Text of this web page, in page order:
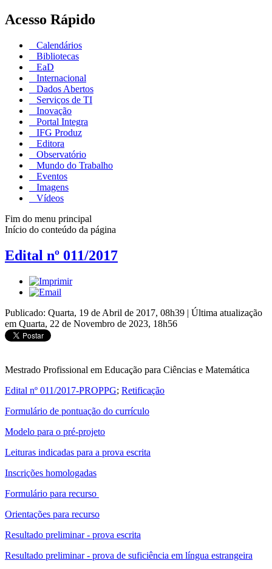
Acesso Rápido
Calendários
Bibliotecas
EaD
Internacional
Dados Abertos
Serviços de TI
Inovação
Portal Integra
IFG Produz
Editora
Observatório
Mundo do Trabalho
Eventos
Imagens
Vídeos
Fim do menu principal
Início do conteúdo da página
Edital nº 011/2017
Publicado: Quarta, 19 de Abril de 2017, 08h39 | Última atualização
em Quarta, 22 de Novembro de 2023, 18h56
Mestrado Profissional em Educação para Ciências e Matemática
Edital nº 011/2017-PROPPG; Retificação
Formulário de pontuação do currículo
Modelo para o pré-projeto
Leituras indicadas para a prova escrita
Inscrições homologadas
Formulário para recurso
Orientações para recurso
Resultado preliminar - prova escrita
Resultado preliminar - prova de suficiência em língua estrangeira